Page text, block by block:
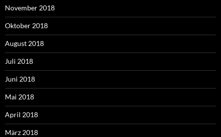
November 2018
Oktober 2018
August 2018
Juli 2018
Juni 2018
Mai 2018
April 2018
März 2018